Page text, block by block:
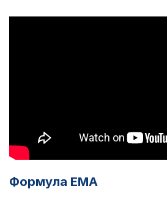
Формула EMA